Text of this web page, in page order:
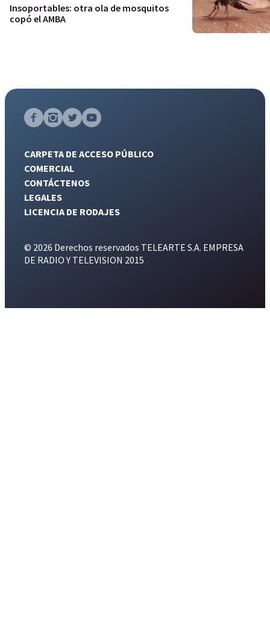
Insoportables: otra ola de mosquitos
copó el AMBA
CARPETA DE ACCESO PÚBLICO
COMERCIAL
CONTÁCTENOS
LEGALES
LICENCIA DE RODAJES
© 2026 Derechos reservados TELEARTE S.A. EMPRESA
DE RADIO Y TELEVISION 2015